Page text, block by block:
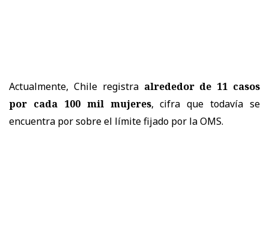
Actualmente, Chile registra alrededor de 11 casos
por cada 100 mil mujeres, cifra que todavía se
encuentra por sobre el límite fijado por la OMS.